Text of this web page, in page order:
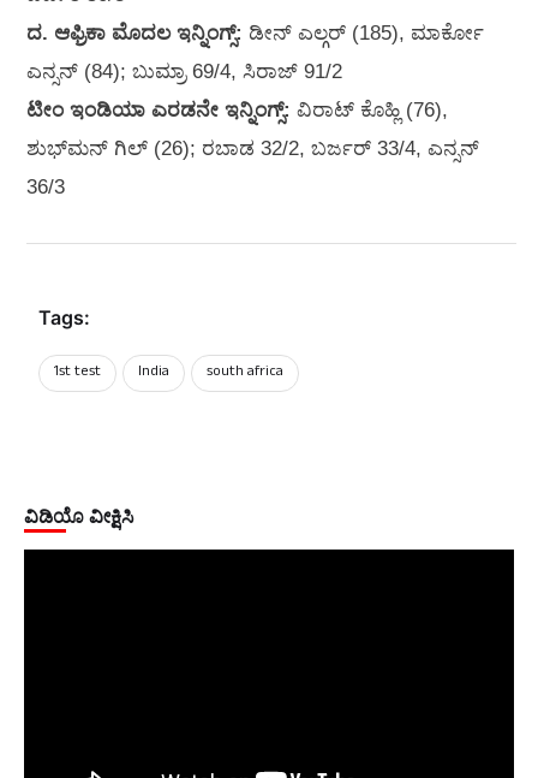
ದ. ಆಫ್ರಿಕಾ ಮೊದಲ ಇನ್ನಿಂಗ್ಸ್‌: ಡೀನ್‌ ಎಲ್ಗರ್‌ (185), ಮಾರ್ಕೋ
ಎನ್ಸನ್‌ (84); ಬುಮ್ರಾ 69/4, ಸಿರಾಜ್‌ 91/2
ಟೀಂ ಇಂಡಿಯಾ ಎರಡನೇ ಇನ್ನಿಂಗ್ಸ್‌: ವಿರಾಟ್‌ ಕೊಹ್ಲಿ (76),
ಶುಭ್‌ಮನ್‌ ಗಿಲ್‌ (26); ರಬಾಡ 32/2, ಬರ್ಜರ್‌ 33/4, ಎನ್ಸನ್‌
36/3
Tags:
1st test India south africa
ವಿಡಿಯೊ ವೀಕ್ಷಿಸಿ